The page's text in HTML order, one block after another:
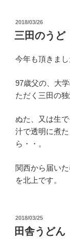
投
稿
日:
2018/03/26
三田のうど
今年も頂きまし
97歳父の、大
ただく三田の独
ぬた、又は生
汁で透明に煮
ら・・。
関西から届い
を北上です。
投
稿
日:
2018/03/25
田舎うどん